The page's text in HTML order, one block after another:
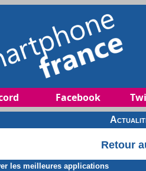
Facebook
Retour
les meilleures applications